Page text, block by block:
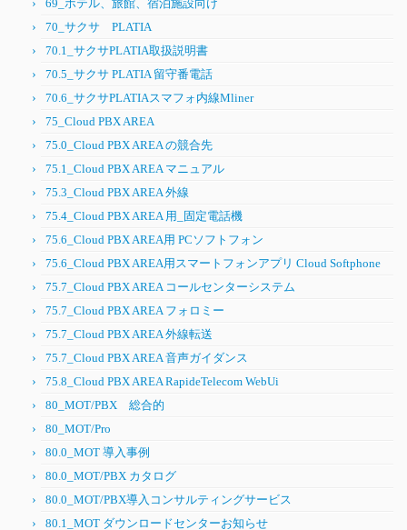
69_ホテル、旅館、宿泊施設向け
70_サクサ PLATIA
70.1_サクサPLATIA取扱説明書
70.5_サクサ PLATIA 留守番電話
70.6_サクサPLATIAスマフォ内線Mliner
75_Cloud PBX AREA
75.0_Cloud PBX AREA の競合先
75.1_Cloud PBX AREA マニュアル
75.3_Cloud PBX AREA 外線
75.4_Cloud PBX AREA 用_固定電話機
75.6_Cloud PBX AREA用 PCソフトフォン
75.6_Cloud PBX AREA用スマートフォンアプリ Cloud Softphone
75.7_Cloud PBX AREA コールセンターシステム
75.7_Cloud PBX AREA フォロミー
75.7_Cloud PBX AREA 外線転送
75.7_Cloud PBX AREA 音声ガイダンス
75.8_Cloud PBX AREA RapideTelecom WebUi
80_MOT/PBX 総合的
80_MOT/Pro
80.0_MOT 導入事例
80.0_MOT/PBX カタログ
80.0_MOT/PBX導入コンサルティングサービス
80.1_MOT ダウンロードセンターお知らせ